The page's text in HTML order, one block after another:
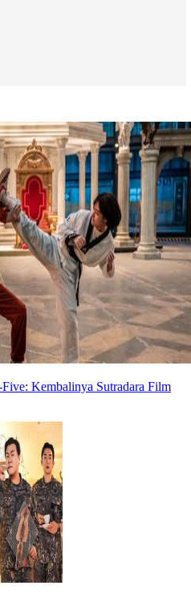
Kembalinya Sutradara Film